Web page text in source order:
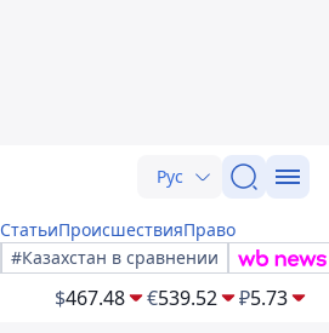
Рус
СтатьиПроисшествияПраво
#Казахстан в сравнении
$467.48 €539.52 ₽5.73